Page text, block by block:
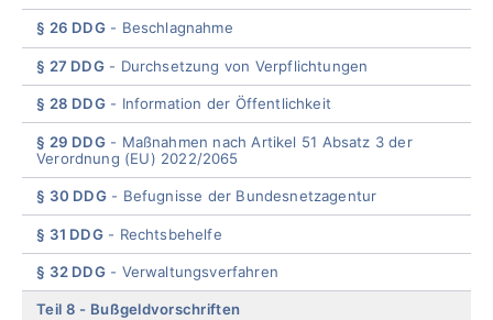
§ 26 DDG Beschlagnahme
§ 27 DDG Durchsetzung von Verpflichtungen
§ 28 DDG Information der Öffentlichkeit
§ 29 DDG
Maßnahmen nach Artikel 51 Absatz 3 der
Verordnung (EU) 2022/2065
§ 30 DDG Befugnisse der Bundesnetzagentur
§ 31 DDG Rechtsbehelfe
§ 32 DDG Verwaltungsverfahren
Teil 8 Bußgeldvorschriften